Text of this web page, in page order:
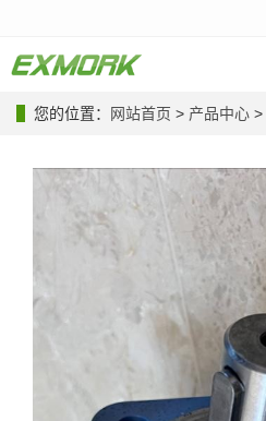
您的位置：
网站首页 > 产品中心 >